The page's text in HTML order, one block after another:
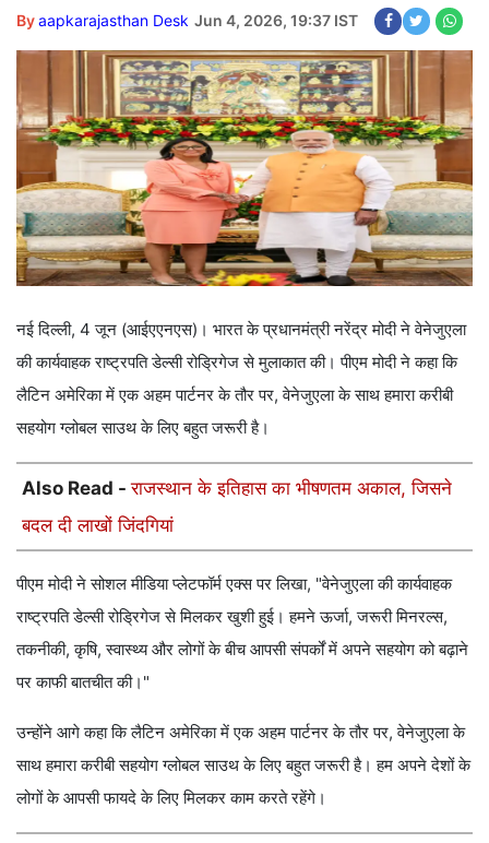
Byaapkarajasthan Desk Jun 4, 2026, 19:37 IST
नई दिल्ली, 4 जून (आईएएनएस)। भारत के प्रधानमंत्री नरेंद्र मोदी ने वेनेजुएला
की कार्यवाहक राष्ट्रपति डेल्सी रोड्रिगेज से मुलाकात की। पीएम मोदी ने कहा कि
लैटिन अमेरिका में एक अहम पार्टनर के तौर पर, वेनेजुएला के साथ हमारा करीबी
सहयोग ग्लोबल साउथ के लिए बहुत जरूरी है।
Also Read -राजस्थान के इतिहास का भीषणतम अकाल, जिसने
बदल दी लाखों जिंदगियां
पीएम मोदी ने सोशल मीडिया प्लेटफॉर्म एक्स पर लिखा, "वेनेजुएला की कार्यवाहक
राष्ट्रपति डेल्सी रोड्रिगेज से मिलकर खुशी हुई। हमने ऊर्जा, जरूरी मिनरल्स,
तकनीकी, कृषि, स्वास्थ्य और लोगों के बीच आपसी संपर्कों में अपने सहयोग को बढ़ाने
पर काफी बातचीत की।"
उन्होंने आगे कहा कि लैटिन अमेरिका में एक अहम पार्टनर के तौर पर, वेनेजुएला के
साथ हमारा करीबी सहयोग ग्लोबल साउथ के लिए बहुत जरूरी है। हम अपने देशों के
लोगों के आपसी फायदे के लिए मिलकर काम करते रहेंगे।